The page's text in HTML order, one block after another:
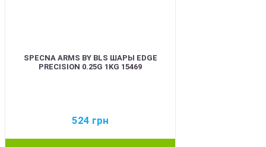
SPECNA ARMS BY BLS ШАРЫ EDGE
PRECISION 0.25G 1KG 15469
524 грн